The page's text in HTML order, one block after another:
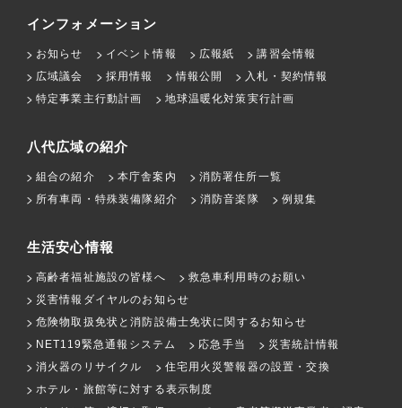
インフォメーション
お知らせ イベント情報 広報紙
講習会情報
広域議会
採用情報 情報公開
入札・契約情報
特定事業主行動計画
地球温暖化対策実行計画
八代広域の紹介
組合の紹介 本庁舎案内
消防署住所一覧
所有車両・特殊装備隊紹介
消防音楽隊 例規集
生活安心情報
高齢者福祉施設の皆様へ
救急車利用時のお願い
災害情報ダイヤルのお知らせ
危険物取扱免状と消防設備士免状に関するお知らせ
NET119緊急通報システム
応急手当
災害統計情報
消火器のリサイクル
住宅用火災警報器の設置・交換
ホテル・旅館等に対する表示制度